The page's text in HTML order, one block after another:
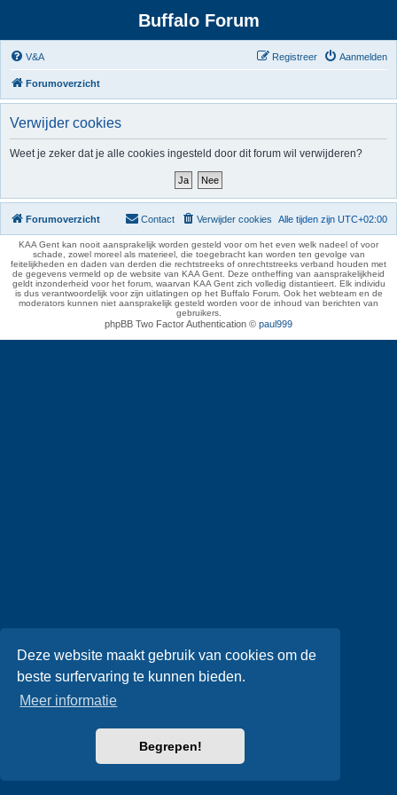
Deze website maakt gebruik van cookies om de
beste surfervaring te kunnen bieden.
Meer informatie
Begrepen!
Buffalo Forum
V&A Aanmelden
Registreer
Forumoverzicht
Verwijder cookies
Weet je zeker dat je alle cookies ingesteld door dit forum wil verwijderen?
Forumoverzicht Alle tijden zijn UTC+02:00
Verwijder cookies
Contact
KAA Gent kan nooit aansprakelijk worden gesteld voor om het even welk nadeel of voor
schade, zowel moreel als materieel, die toegebracht kan worden ten gevolge van
feitelijkheden en daden van derden die rechtstreeks of onrechtstreeks verband houden met
de gegevens vermeld op de website van KAA Gent. Deze ontheffing van aansprakelijkheid
geldt inzonderheid voor het forum, waarvan KAA Gent zich volledig distantieert. Elk individu
is dus verantwoordelijk voor zijn uitlatingen op het Buffalo Forum. Ook het webteam en de
moderators kunnen niet aansprakelijk gesteld worden voor de inhoud van berichten van
gebruikers.
phpBB Two Factor Authentication © paul999